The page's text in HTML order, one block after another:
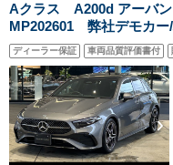
Aクラス A200d アーバン
MP202601 弊社デモカー
ト/シートヒーター/純正ド
電動シート(メモリ付)/後
ーナー/アンビエントライ
ディーラー保証 車両品質評価書付